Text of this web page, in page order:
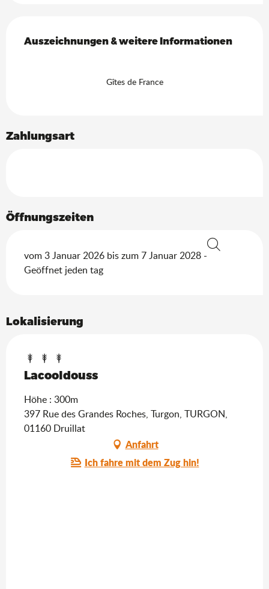
Suche
Auszeichnungen & weitere Informationen
Auszeichnungen & weitere Informationen
Gîtes de France
Zahlungsart
Öffnungszeiten
vom 3 Januar 2026 bis zum 7 Januar 2028 -
Geöffnet jeden tag
Lokalisierung
Lacooldouss
Höhe : 300m
397 Rue des Grandes Roches, Turgon, TURGON,
01160 Druillat
Anfahrt
Ich fahre mit dem Zug hin!